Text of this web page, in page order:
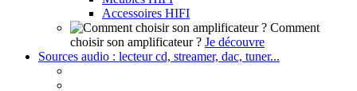
Accessoires HIFI
Comment
choisir son amplificateur ? Je découvre
Sources audio : lecteur cd, streamer, dac, tuner...